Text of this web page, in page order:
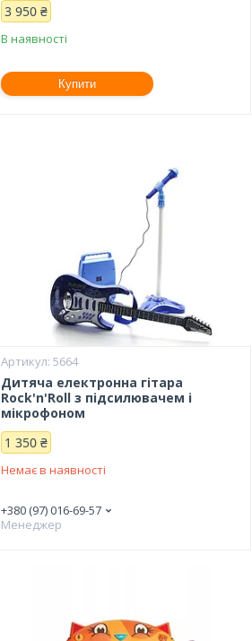
3 950 ₴
В наявності
Купити
5664
Дитяча електронна гітара
Rock'n'Roll з підсилювачем і
мікрофоном
1 350 ₴
Немає в наявності
+380 (97) 016-69-57
Менеджер